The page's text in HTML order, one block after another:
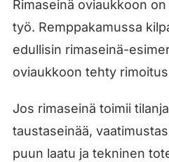
Rimaseinä oviaukkoon
työ. Remppakamussa
edullisin rimaseinä-
oviaukkoon tehty
Jos rimaseinä toimii
taustaseinää,
puun laatu ja tekninen